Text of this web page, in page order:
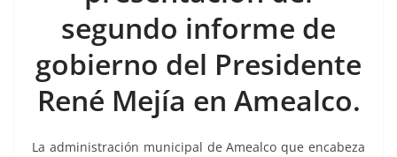
o
k
p k
segundo informe de
gobierno del Presidente
René Mejía en Amealco.
La administración municipal de Amealco que encabeza